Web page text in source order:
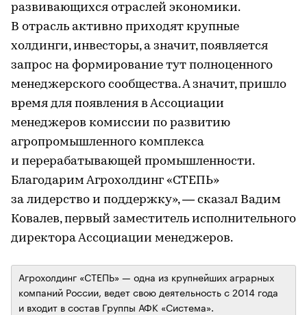
развивающихся отраслей экономики.
В отрасль активно приходят крупные
холдинги, инвесторы, а значит, появляется
запрос на формирование тут полноценного
менеджерского сообщества. А значит, пришло
время для появления в Ассоциации
менеджеров комиссии по развитию
агропромышленного комплекса
и перерабатывающей промышленности.
Благодарим Агрохолдинг «СТЕПЬ»
за лидерство и поддержку», — сказал Вадим
Ковалев, первый заместитель исполнительного
директора Ассоциации менеджеров.
Агрохолдинг «СТЕПЬ» — одна из крупнейших аграрных
компаний России, ведет свою деятельность с 2014 года
и входит в состав Группы АФК «Система».